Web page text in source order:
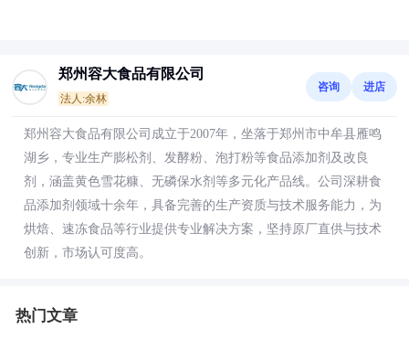
郑州容大食品有限公司
法人:余林
咨询 进店
郑州容大食品有限公司成立于2007年，坐落于郑州市中牟县雁鸣
湖乡，专业生产膨松剂、发酵粉、泡打粉等食品添加剂及改良
剂，涵盖黄色雪花糠、无磷保水剂等多元化产品线。公司深耕食
品添加剂领域十余年，具备完善的生产资质与技术服务能力，为
烘焙、速冻食品等行业提供专业解决方案，坚持原厂直供与技术
创新，市场认可度高。
热门文章